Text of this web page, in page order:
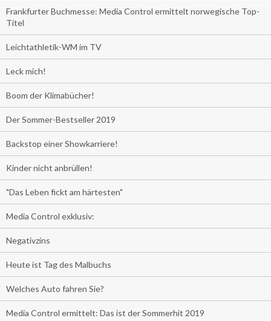
Frankfurter Buchmesse: Media Control ermittelt norwegische Top-
Titel
Leichtathletik-WM im TV
Leck mich!
Boom der Klimabücher!
Der Sommer-Bestseller 2019
Backstop einer Showkarriere!
Kinder nicht anbrüllen!
"Das Leben fickt am härtesten"
Media Control exklusiv:
Negativzins
Heute ist Tag des Malbuchs
Welches Auto fahren Sie?
Media Control ermittelt: Das ist der Sommerhit 2019